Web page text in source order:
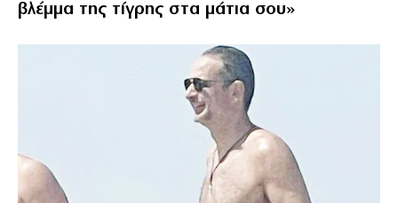
βλέμμα της τίγρης στα μάτια σου»